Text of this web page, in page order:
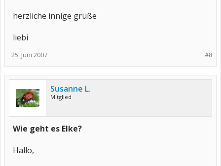
herzliche innige grüße
liebi
#8
25. Juni 2007
Susanne L.
Mitglied
Wie geht es Elke?
Hallo,